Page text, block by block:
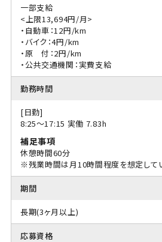
一部支給
<上限13,694円/月>
・自動車：12円/km
・バイク：4円/km
・原 付：2円/km
・公共交通機関：実費支給
勤務時間
[日勤]
8:25〜17:15 実働 7.83h
補足事項
休憩時間60分
※残業時間は月10時間程度を想定してい
期間
長期(3ヶ月以上)
応募資格